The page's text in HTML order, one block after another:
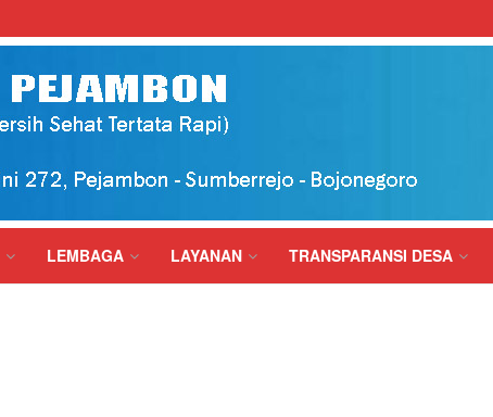
LEMBAGA LAYANAN TRANSPARANSI DESA